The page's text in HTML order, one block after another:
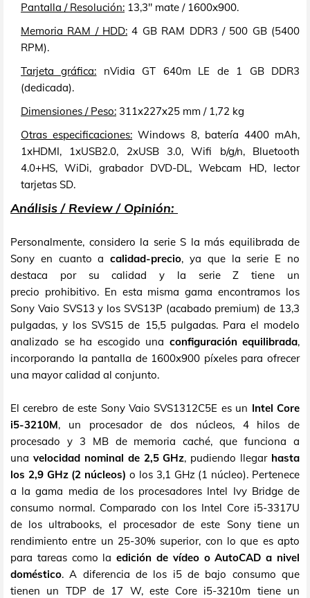
Pantalla / Resolución: 13,3" mate / 1600x900.
Memoria RAM / HDD: 4 GB RAM DDR3 / 500 GB (5400
RPM).
Tarjeta gráfica: nVidia GT 640m LE de 1 GB DDR3
(dedicada).
Dimensiones / Peso: 311x227x25 mm / 1,72 kg
Otras especificaciones: Windows 8, batería 4400 mAh,
1xHDMI, 1xUSB2.0, 2xUSB 3.0, Wifi b/g/n, Bluetooth
4.0+HS, WiDi, grabador DVD-DL, Webcam HD, lector
tarjetas SD.
Análisis / Review / Opinión:
Personalmente, considero la serie S la más equilibrada de
Sony en cuanto acalidad-precio, ya que la serie E no
destaca por su calidad y la serie Z tiene un
precio prohibitivo. En esta misma gama encontramos los
Sony Vaio SVS13 y los SVS13P (acabado premium) de 13,3
pulgadas, y los SVS15 de 15,5 pulgadas. Para el modelo
analizado se ha escogido una configuración equilibrada,
incorporando la pantalla de 1600x900 píxeles para ofrecer
una mayor calidad al conjunto.
El cerebro de este Sony Vaio SVS1312C5E es un Intel Core
i5-3210M, un procesador de dos núcleos, 4 hilos de
procesado y 3 MB de memoria caché, que funciona a
una velocidad nominal de 2,5 GHz, pudiendo llegar hasta
los 2,9 GHz (2 núcleos) o los 3,1 GHz (1 núcleo). Pertenece
a la gama media de los procesadores Intel Ivy Bridge de
consumo normal. Comparado con los Intel Core i5-3317U
de los ultrabooks, el procesador de este Sony tiene un
rendimiento entre un 25-30% superior, con lo que es apto
para tareas como laedición de vídeo o AutoCAD a nivel
doméstico. A diferencia de los i5 de bajo consumo que
tienen un TDP de 17 W, este Core i5-3210m tiene un